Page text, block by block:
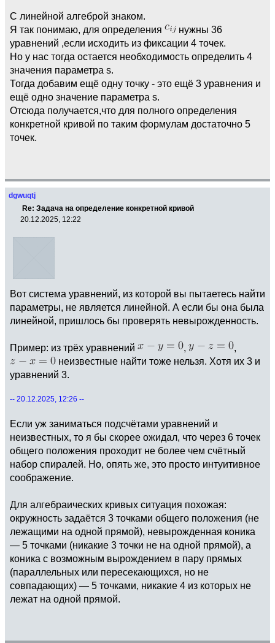
С линейной алгеброй знаком.
Я так понимаю, для определения
нужны 36
уравнений ,если исходить из фиксации 4 точек.
Но у нас тогда остается необходимость определить 4
значения параметра s.
Тогда добавим ещё одну точку - это ещё 3 уравнения и
ещё одно значение параметра s.
Отсюда получается,что для полного определения
конкретной кривой по таким формулам достаточно 5
точек.
dgwuqtj
Re: Задача на определение конкретной кривой
20.12.2025, 12:22
Вот система уравнений, из которой вы пытаетесь найти
параметры, не является линейной. А если бы она была
линейной, пришлось бы проверять невырожденность.
Пример: из трёх уравнений
неизвестные найти тоже нельзя. Хотя их 3 и
уравнений 3.
-- 20.12.2025, 12:26 --
Если уж заниматься подсчётами уравнений и
неизвестных, то я бы скорее ожидал, что через 6 точек
общего положения проходит не более чем счётный
набор спиралей. Но, опять же, это просто интуитивное
соображение.
Для алгебраических кривых ситуация похожая:
окружность задаётся 3 точками общего положения (не
лежащими на одной прямой), невырожденная коника
— 5 точками (никакие 3 точки не на одной прямой), а
коника с возможным вырождением в пару прямых
(параллельных или пересекающихся, но не
совпадающих) — 5 точками, никакие 4 из которых не
лежат на одной прямой.